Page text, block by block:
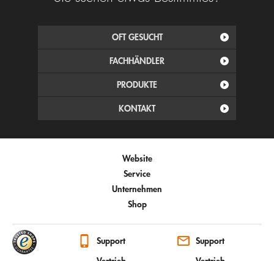
OFT GESUCHT
FACHHÄNDLER
PRODUKTE
KONTAKT
Website
Service
Unternehmen
Shop
Support
Support